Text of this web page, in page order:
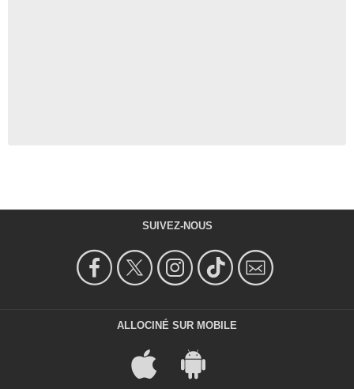
SUIVEZ-NOUS
ALLOCINÉ SUR MOBILE